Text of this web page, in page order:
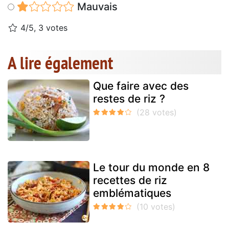
Mauvais
4/5, 3 votes
A lire également
Que faire avec des
restes de riz ?
Le tour du monde en 8
recettes de riz
emblématiques